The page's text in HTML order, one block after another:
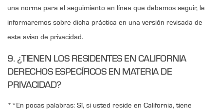
una norma para el seguimiento en línea que debamos seguir, le
informaremos sobre dicha práctica en una versión revisada de
este aviso de privacidad.
9. ¿TIENEN LOS RESIDENTES EN CALIFORNIA
DERECHOS ESPECÍFICOS EN MATERIA DE
PRIVACIDAD?
**En pocas palabras: Sí, si usted reside en California, tiene